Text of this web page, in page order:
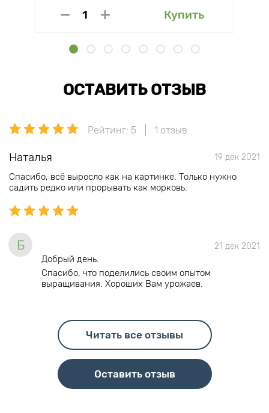
Купить
ОСТАВИТЬ ОТЗЫВ
Рейтинг: 5 1 отзыв
Наталья 19 дек 2021
Спасибо, всё выросло как на картинке. Только нужно
садить редко или прорывать как морковь.
Б 21 дек 2021
Добрый день.
Спасибо, что поделились своим опытом
выращивания. Хороших Вам урожаев.
Читать все отзывы
Оставить отзыв